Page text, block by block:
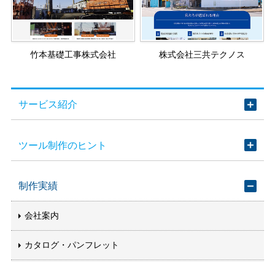
竹本基礎工事株式会社 株式会社三共テクノス
サービス紹介
ツール制作のヒント
制作実績
会社案内
カタログ・パンフレット